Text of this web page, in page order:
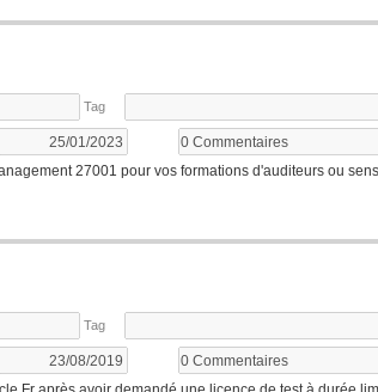
Tag
27001 pour vos formations d'auditeurs ou
Tag